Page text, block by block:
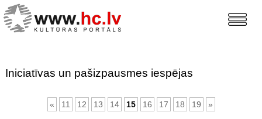
Iniciatīvas un pašizpausmes iespējas
« 11 12 13 14 15 16 17 18 19 »